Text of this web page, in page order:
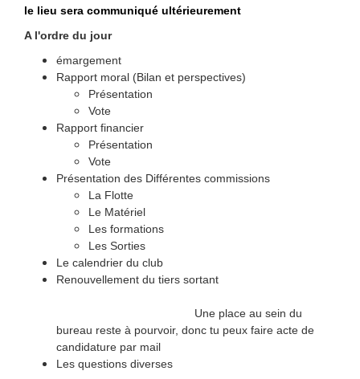
le lieu sera communiqué ultérieurement
A l'ordre du jour
émargement
Rapport moral (Bilan et perspectives)
Présentation
Vote
Rapport financier
Présentation
Vote
Présentation des Différentes commissions
La Flotte
Le Matériel
Les formations
Les Sorties
Le calendrier du club
Renouvellement du tiers sortant
Une place au sein du
bureau reste à pourvoir, donc tu peux faire acte de
candidature par mail
Les questions diverses